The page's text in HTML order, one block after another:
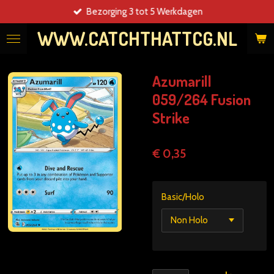
direct
naar
WWW.CATCHTHATTCG.NL
Bezorging 3 tot 5 Werkdagen
Azumarill
059/264 Fusion
Strike
€ 0,35
Basic/Holo